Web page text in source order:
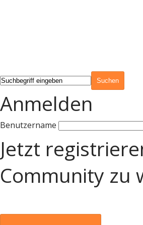
Anmelden
Benutzername
Jetzt
Community zu